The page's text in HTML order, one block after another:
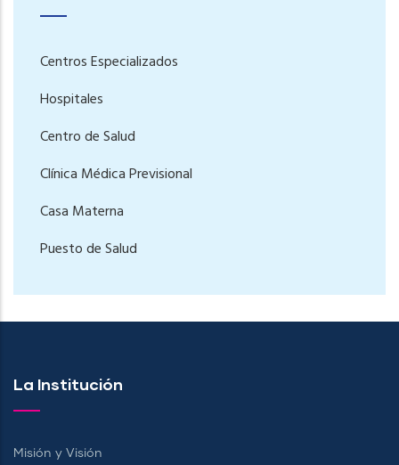
Centros Especializados
Hospitales
Centro de Salud
Clínica Médica Previsional
Casa Materna
Puesto de Salud
La Institución
Misión y Visión